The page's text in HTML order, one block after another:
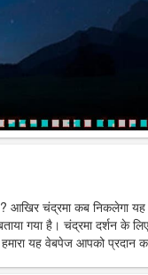
आखिर चंद्रमा कब निकलेगा यह
गया है। चंद्रमा दर्शन के लिए
यह वेबपेज आपको प्रदान